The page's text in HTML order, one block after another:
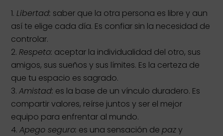
Libertad: saber que la otra persona es libre y aun
así te elige cada día. Es confiar sin la necesidad de
controlar.
Respeto: aceptar la individualidad del otro, sus
amigos, sus sueños y sus límites. Es la certeza de
que tu espacio es sagrado.
Amistad: es la base de un vínculo duradero. Es
compartir valores, reírse juntos y ser el mejor
equipo para enfrentar al mundo.
Apego seguro: es una sensación depazy